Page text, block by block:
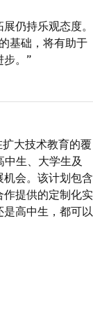
仍持乐观态度。
基础，将有助于
步。”
大技术教育的覆
生、大学生及
会。该计划包含
提供的定制化实
高中生，都可以